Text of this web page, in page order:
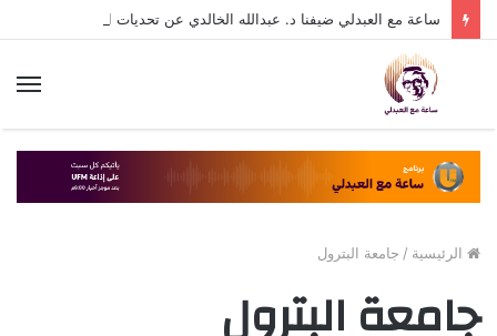
الرئيسية / جامعة البترول
جامعة البترول